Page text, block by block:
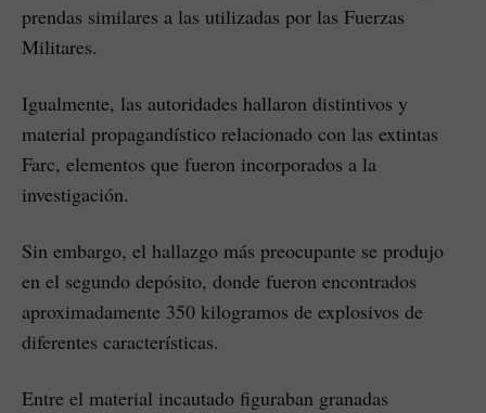
prendas similares a las utilizadas por las Fuerzas
Militares.
Igualmente, las autoridades hallaron distintivos y
material propagandístico relacionado con las extintas
Farc, elementos que fueron incorporados a la
investigación.
Sin embargo, el hallazgo más preocupante se produjo
en el segundo depósito, donde fueron encontrados
aproximadamente 350 kilogramos de explosivos de
diferentes características.
Entre el material incautado figuraban granadas